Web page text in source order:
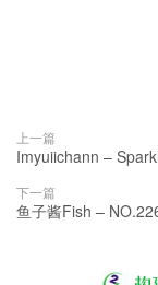
上一篇
Imyuiichann –
下一篇
鱼子酱Fish –